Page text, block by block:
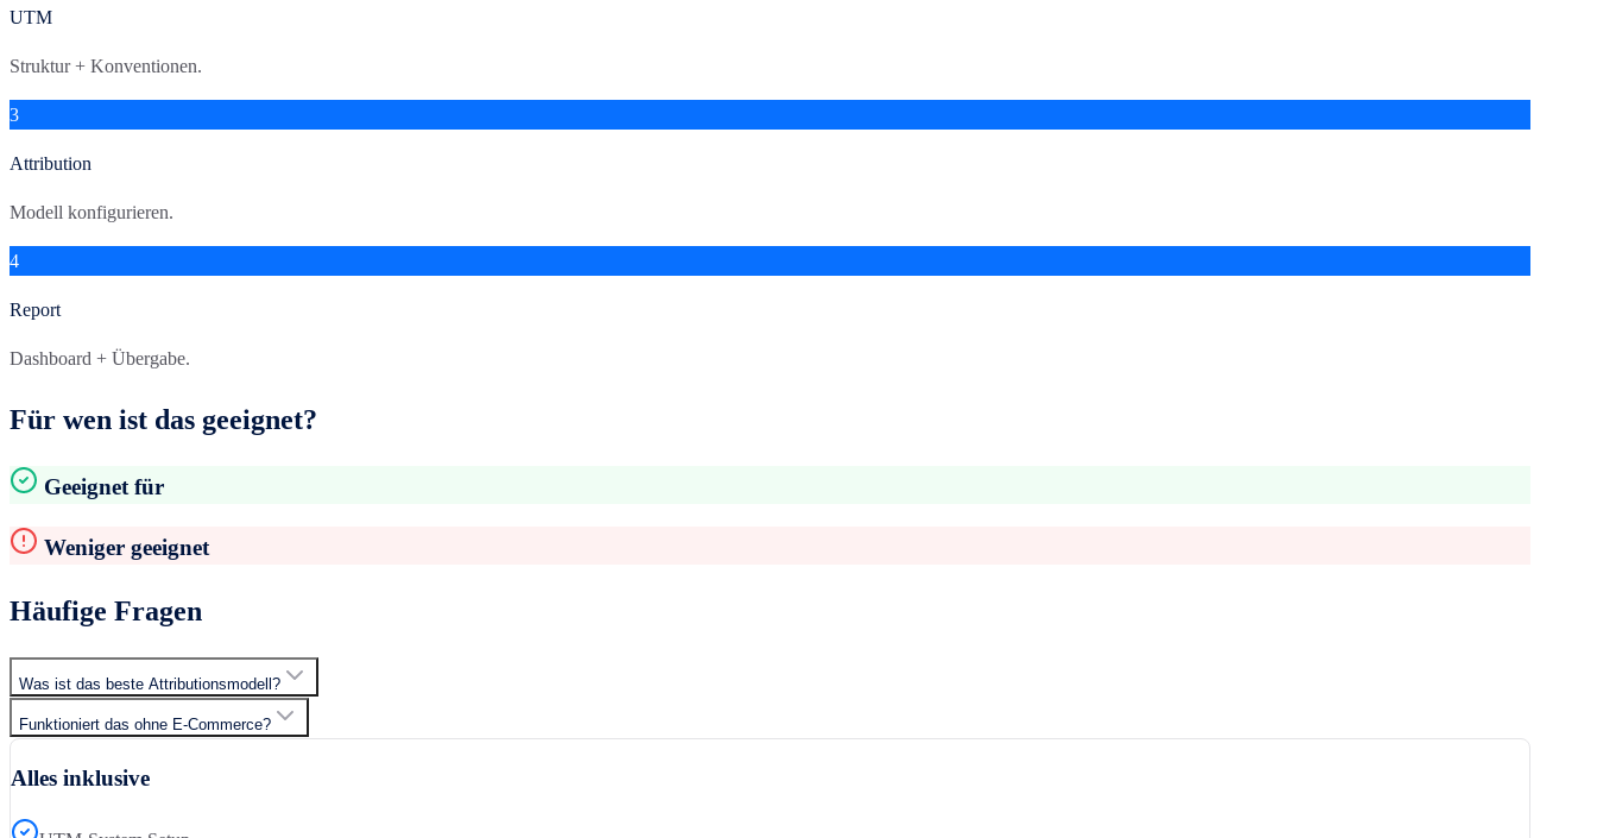
UTM
Struktur + Konventionen.
3
Attribution
Modell konfigurieren.
4
Report
Dashboard + Übergabe.
Für wen ist das geeignet?
Geeignet für
Weniger geeignet
Häufige Fragen
Was ist das beste Attributionsmodell?
Funktioniert das ohne E-Commerce?
Alles inklusive